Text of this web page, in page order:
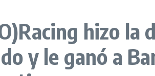
hizo
y le ganó a